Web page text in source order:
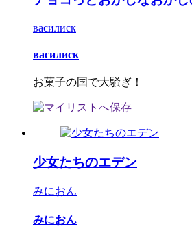
василиск
василиск
お菓子の国で大騒ぎ！
少女たちのエデン
みにおん
みにおん